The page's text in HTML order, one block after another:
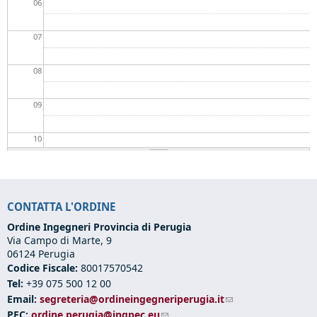
06
07
08
09
10
12
13
14
CONTATTA L'ORDINE
Ordine Ingegneri Provincia di Perugia
Via Campo di Marte, 9
06124 Perugia
Codice Fiscale: 80017570542
Tel: +39 075 500 12 00
Email: segreteria@ordineingegneriperugia.it(link sends e-mail)